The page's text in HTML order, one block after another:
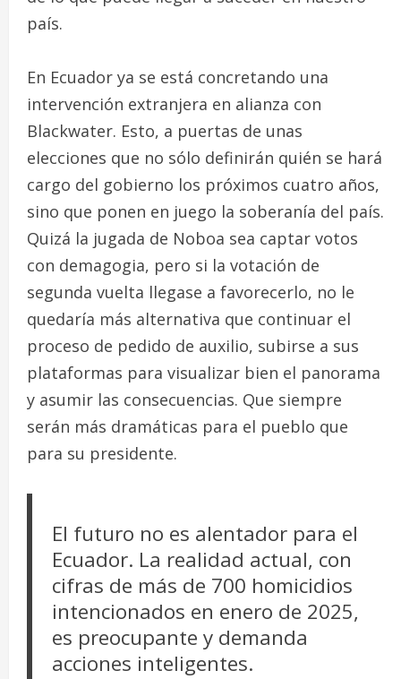
país.
En Ecuador ya se está concretando una
intervención extranjera en alianza con
Blackwater. Esto, a puertas de unas
elecciones que no sólo definirán quién se hará
cargo del gobierno los próximos cuatro años,
sino que ponen en juego la soberanía del país.
Quizá la jugada de Noboa sea captar votos
con demagogia, pero si la votación de
segunda vuelta llegase a favorecerlo, no le
quedaría más alternativa que continuar el
proceso de pedido de auxilio, subirse a sus
plataformas para visualizar bien el panorama
y asumir las consecuencias. Que siempre
serán más dramáticas para el pueblo que
para su presidente.
El futuro no es alentador para el
Ecuador. La realidad actual, con
cifras de más de 700 homicidios
intencionados en enero de 2025,
es preocupante y demanda
acciones inteligentes.